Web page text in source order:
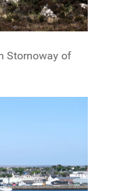
Stornoway of